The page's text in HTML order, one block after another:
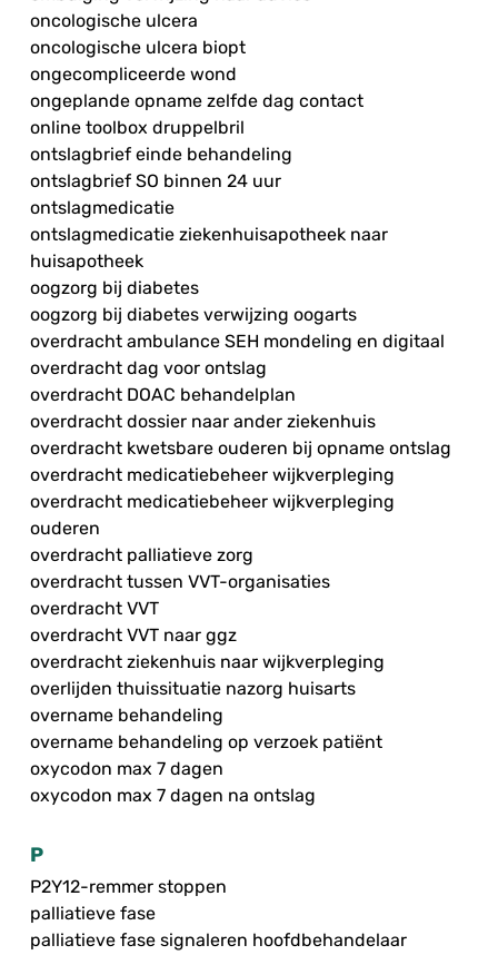
oncologische ulcera
oncologische ulcera biopt
ongecompliceerde wond
ongeplande opname zelfde dag contact
online toolbox druppelbril
ontslagbrief einde behandeling
ontslagbrief SO binnen 24 uur
ontslagmedicatie
ontslagmedicatie ziekenhuisapotheek naar
huisapotheek
oogzorg bij diabetes
oogzorg bij diabetes verwijzing oogarts
overdracht ambulance SEH mondeling en digitaal
overdracht dag voor ontslag
overdracht DOAC behandelplan
overdracht dossier naar ander ziekenhuis
overdracht kwetsbare ouderen bij opname ontslag
overdracht medicatiebeheer wijkverpleging
overdracht medicatiebeheer wijkverpleging
ouderen
overdracht palliatieve zorg
overdracht tussen VVT-organisaties
overdracht VVT
overdracht VVT naar ggz
overdracht ziekenhuis naar wijkverpleging
overlijden thuissituatie nazorg huisarts
overname behandeling
overname behandeling op verzoek patiënt
oxycodon max 7 dagen
oxycodon max 7 dagen na ontslag
P
P2Y12-remmer stoppen
palliatieve fase
palliatieve fase signaleren hoofdbehandelaar